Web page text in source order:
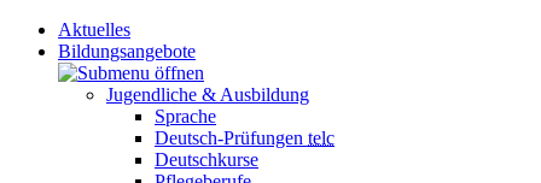
Aktuelles
Bildungsangebote
Jugendliche & Ausbildung
Sprache
Deutsch-Prüfungen telc
Deutschkurse